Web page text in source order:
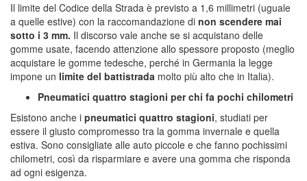
Il limite del Codice della Strada è previsto a 1,6 millimetri (uguale
a quelle estive) con la raccomandazione di non scendere mai
sotto i 3 mm. Il discorso vale anche se si acquistano delle
gomme usate, facendo attenzione allo spessore proposto (meglio
acquistare le gomme tedesche, perché in Germania la legge
impone un limite del battistrada molto più alto che in Italia).
Pneumatici quattro stagioni per chi fa pochi chilometri
Esistono anche i pneumatici quattro stagioni, studiati per
essere il giusto compromesso tra la gomma invernale e quella
estiva. Sono consigliate alle auto piccole e che fanno pochissimi
chilometri, così da risparmiare e avere una gomma che risponda
ad ogni esigenza.